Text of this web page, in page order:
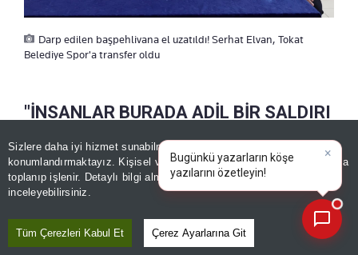
Sizlere daha iyi hizmet sunabilmek adına sitemizde
konumlandırmaktayız. Kişisel verileriniz, KVKK ve GDPR kapsamında
toplanıp işlenir. Detaylı bilgi almak içinAydınlatma Metnimizi
inceleyebilirsiniz.
Tüm Çerezleri Kabul Et Çerez Ayarlarına Git
Darp edilen başpehlivana el uzatıldı! Serhat Elvan, Tokat
Belediye Spor'a transfer oldu
"İNSANLAR BURADA ADİL BİR SALDIRI
OLMADIĞINI GÖRDÜ"
Başpehlivan Serhat Elvan ise,
"Yapılan saldırıyı
gerçekten kınıyorum. Buradan bana destek veren
Türkiye'de ki siyasetçilere, güreşçilere, ustalarıma
ve Tokat halkına teşekkür ediyorum. İnsanlar
×
Bugünkü yazarların köşe
yazılarını özetleyin!